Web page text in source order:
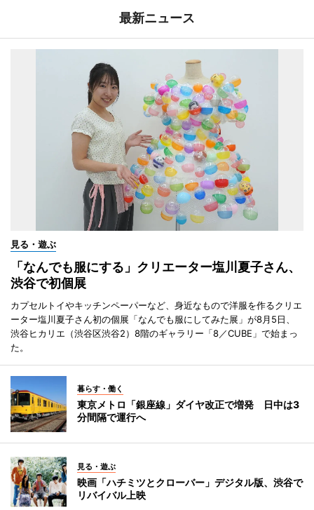
最新ニュース
見る・遊ぶ
「なんでも服にする」クリエーター塩川夏子さん、
渋谷で初個展
カプセルトイやキッチンペーパーなど、身近なもので洋服を作るクリエ
ーター塩川夏子さん初の個展「なんでも服にしてみた展」が8月5日、
渋谷ヒカリエ（渋谷区渋谷2）8階のギャラリー「8／CUBE」で始まっ
た。
暮らす・働く
東京メトロ「銀座線」ダイヤ改正で増発 日中は3
分間隔で運行へ
見る・遊ぶ
映画「ハチミツとクローバー」デジタル版、渋谷で
リバイバル上映